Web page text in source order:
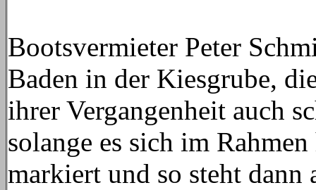
Bootsvermieter Peter
Baden in der Kiesgrube,
ihrer Vergangenheit auch
solange es sich im
markiert und so steht